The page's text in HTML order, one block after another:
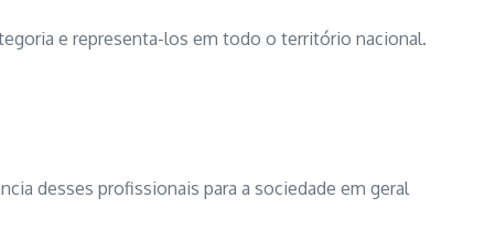
e representa-los em todo o território nacional.
desses profissionais para a sociedade em geral